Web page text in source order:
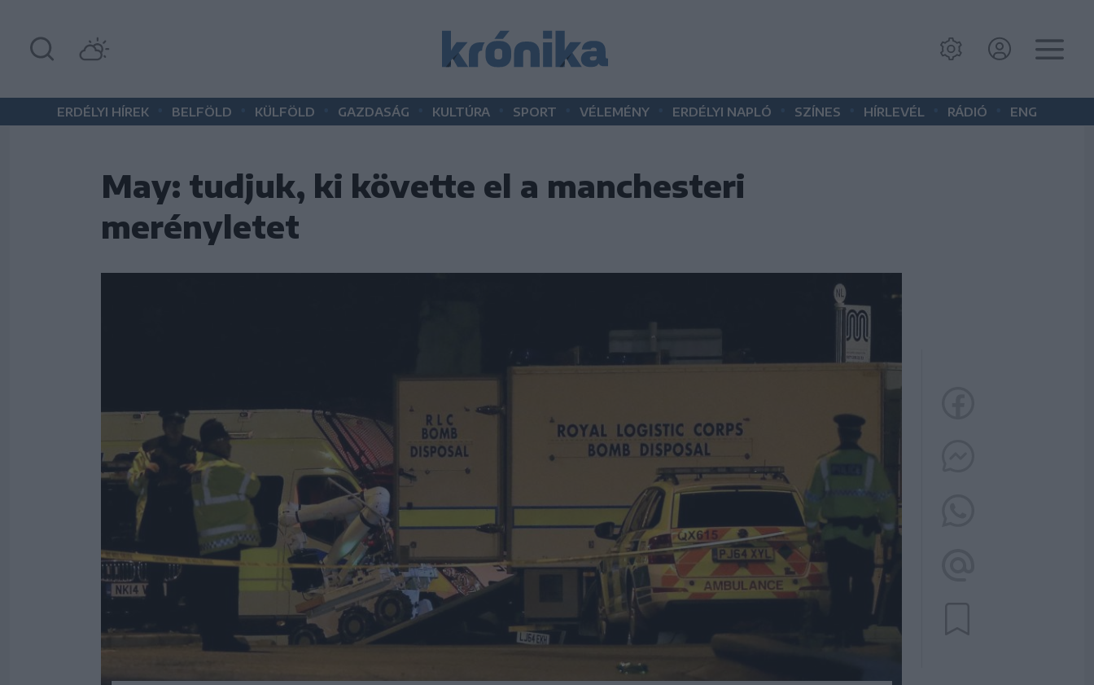
ERDÉLYI HÍREK BELFÖLD KÜLFÖLD GAZDASÁG KULTÚRA SPORT VÉLEMÉNY ERDÉLYI NAPLÓ SZÍNES HÍRLEVÉL RÁDIÓ ENG
May: tudjuk, ki követte el a manchesteri
merényletet